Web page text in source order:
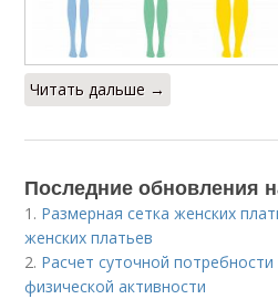
Читать дальше →
Последние обновления
1. Размерная сетка женских
женских платьев
2. Расчет суточной
физической активности